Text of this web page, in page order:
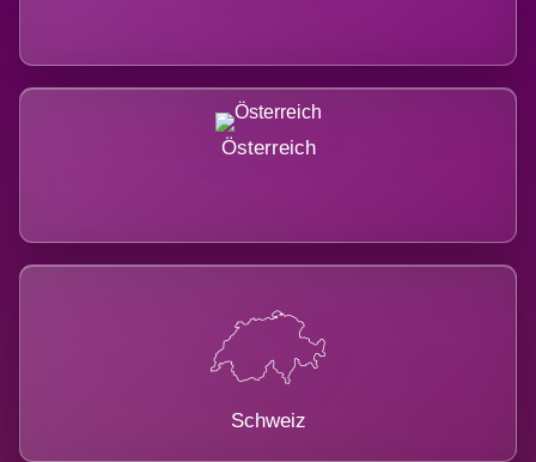
Österreich
Schweiz